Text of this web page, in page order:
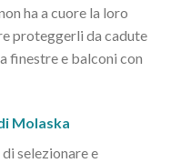
ha a cuore la loro
proteggerli da cadute
finestre e balconi con
Molaska
selezionare e